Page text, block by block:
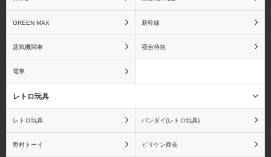
達はまだ知らない。
甘城ブリリアントパーク ARIA The NATURAL
GREEN MAX 新幹線
蒸気機関車 寝台特急
電車
レトロ玩具
レトロ玩具 バンダイ(レトロ玩具)
野村トーイ ビリケン商会